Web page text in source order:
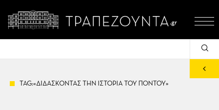
TAG:«ΔΙΔΑΣΚΟΝΤΑΣ ΤΗΝ ΙΣΤΟΡΙΑ ΤΟΥ ΠΟΝΤΟΥ»